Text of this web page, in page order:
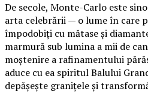
De secole, Monte-Carlo este
arta celebrării — o lume în care
împodobiți cu mătase și
marmură sub lumina a mii de
moștenire a rafinamentului
aduce cu ea spiritul Balului
depășește granițele și